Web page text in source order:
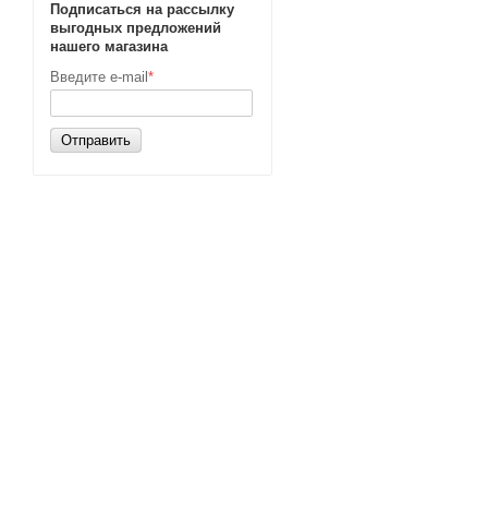
Подписаться на рассылку
выгодных предложений
нашего магазина
Введите e-mail *
Отправить